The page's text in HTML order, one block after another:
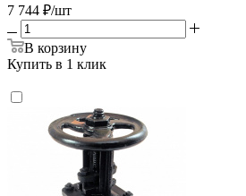
7 744 ₽/шт
В корзину
Купить в 1 клик